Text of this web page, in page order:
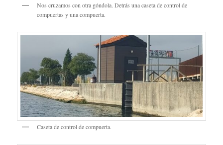
Nos cruzamos con otra góndola. Detrás una caseta de control de
compuertas y una compuerta.
Caseta de control de compuerta.